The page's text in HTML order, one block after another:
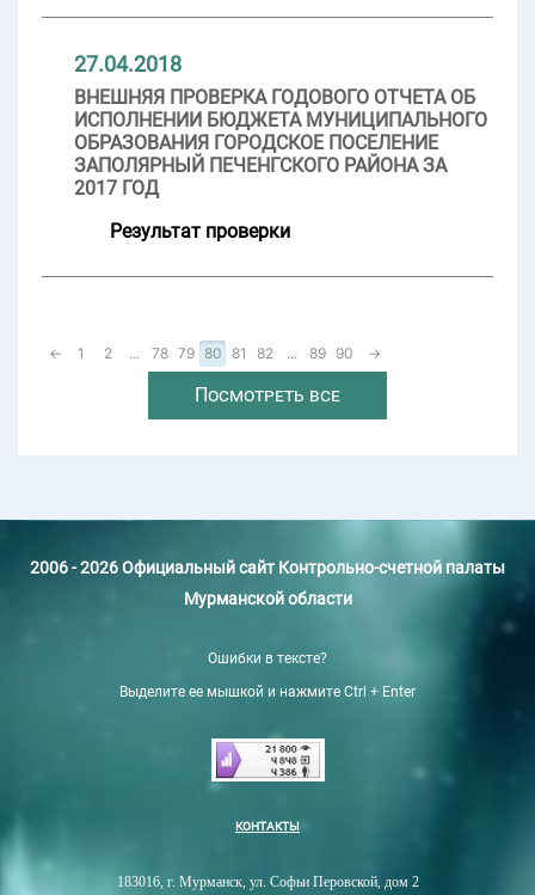
27.04.2018
ВНЕШНЯЯ ПРОВЕРКА ГОДОВОГО ОТЧЕТА ОБ
ИСПОЛНЕНИИ БЮДЖЕТА МУНИЦИПАЛЬНОГО
ОБРАЗОВАНИЯ ГОРОДСКОЕ ПОСЕЛЕНИЕ
ЗАПОЛЯРНЫЙ ПЕЧЕНГСКОГО РАЙОНА ЗА
2017 ГОД
Результат проверки
← 1 2 ... 78 79 80 81 82 ... 89 90 →
Посмотреть все
2006 - 2026 Официальный сайт Контрольно-счетной палаты
Мурманской области
Ошибки в тексте?
Выделите ее мышкой и нажмите Ctrl + Enter
КОНТАКТЫ
183016, г. Мурманск, ул. Софьи Перовской, дом 2